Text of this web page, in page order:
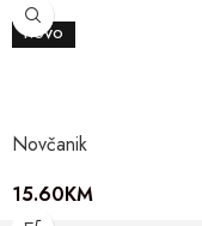
NOVO
Novčanik
15.60KM